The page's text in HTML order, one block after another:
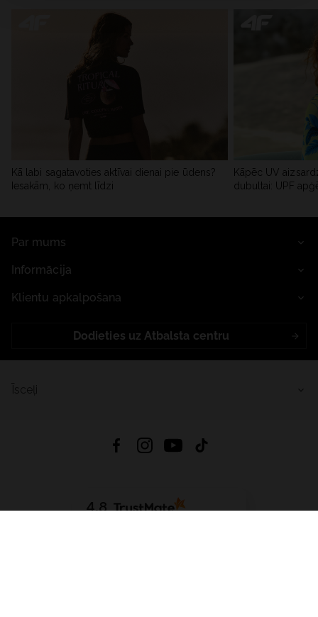
Kā labi sagatavoties aktīvai dienai pie ūdens?
Iesakām, ko ņemt līdzi
Kāpēc UV
dubultai: UPF
Par mums
Informācija
Klientu apkalpošana
Dodieties uz Atbalsta centru
4.8